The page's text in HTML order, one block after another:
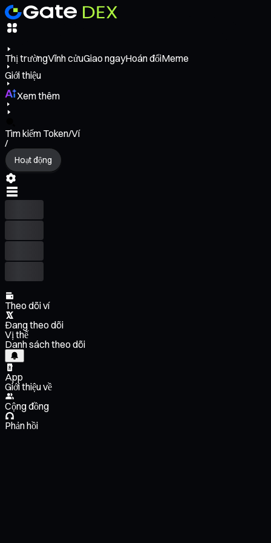
Thị trườngVĩnh cửuGiao ngayHoán đổiMeme
Giới thiệu
Xem thêm
Tìm kiếm Token/Ví
/
Hoạt động
Theo dõi ví
Đang theo dõi
Vị thế
Danh sách theo dõi
App
Giới thiệu về
Cộng đồng
Phản hồi